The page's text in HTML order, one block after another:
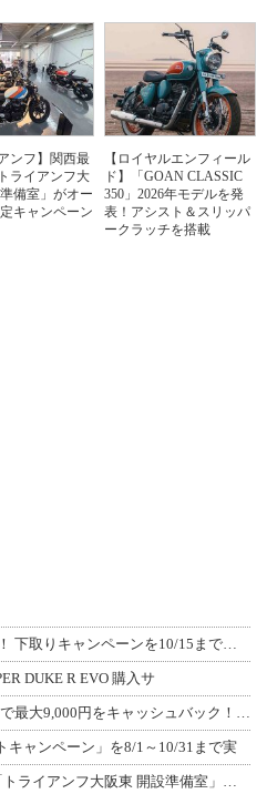
ンフ】関西最
ライアンフ大
備室」がオー
キャンペーン
【ロイヤルエンフィール
ド】「GOAN CLASSIC
350」2026年モデルを発
表！アシスト＆スリッパ
ークラッチを搭載
DUKE R EVO 購入サ
キャンペーン」を8/1～10/31まで実